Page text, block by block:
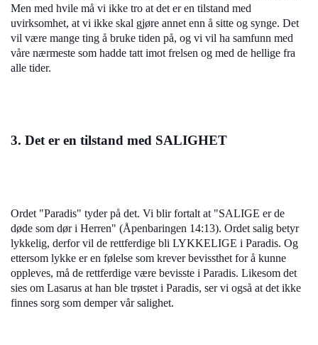
Men med hvile må vi ikke tro at det er en tilstand med
uvirksomhet, at vi ikke skal gjøre annet enn å sitte og synge. Det
vil være mange ting å bruke tiden på, og vi vil ha samfunn med
våre nærmeste som hadde tatt imot frelsen og med de hellige fra
alle tider.
3. Det er en tilstand med SALIGHET
Ordet "Paradis" tyder på det. Vi blir fortalt at "SALIGE er de
døde som dør i Herren" (Åpenbaringen 14:13). Ordet salig betyr
lykkelig, derfor vil de rettferdige bli LYKKELIGE i Paradis. Og
ettersom lykke er en følelse som krever bevissthet for å kunne
oppleves, må de rettferdige være bevisste i Paradis. Likesom det
sies om Lasarus at han ble trøstet i Paradis, ser vi også at det ikke
finnes sorg som demper vår salighet.